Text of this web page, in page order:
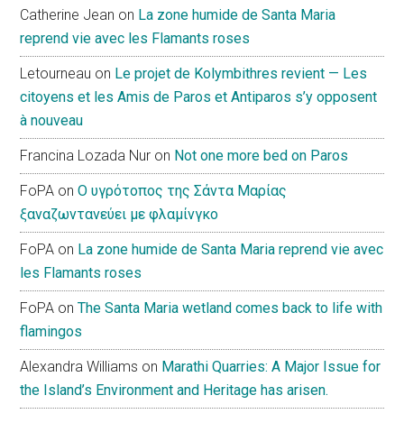
Catherine Jean on La zone humide de Santa Maria
reprend vie avec les Flamants roses
Letourneau on Le projet de Kolymbithres revient — Les
citoyens et les Amis de Paros et Antiparos s’y opposent
à nouveau
Francina Lozada Nur on Not one more bed on Paros
FoPA onΟ υγρότοπος της Σάντα Μαρίας
ξαναζωντανεύει με φλαμίνγκο
FoPA on La zone humide de Santa Maria reprend vie avec
les Flamants roses
FoPA onThe Santa Maria wetland comes back to life with
flamingos
Alexandra Williams on Marathi Quarries: A Major Issue for
the Island’s Environment and Heritage has arisen.